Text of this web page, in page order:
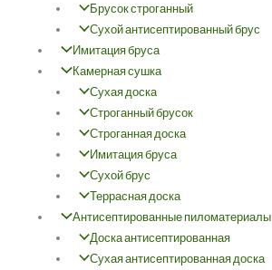
Брусок строганный
Сухой антисептированный брус
Имитация бруса
Камерная сушка
Сухая доска
Строганный брусок
Строганная доска
Имитация бруса
Сухой брус
Террасная доска
Антисептированные пиломатериалы
Доска антисептированная
Сухая антисептированная доска